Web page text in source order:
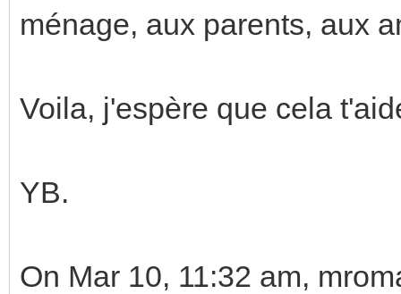
ménage, aux parents, aux
Voila, j'espère que cela
YB.
On Mar 10, 11:32 am,